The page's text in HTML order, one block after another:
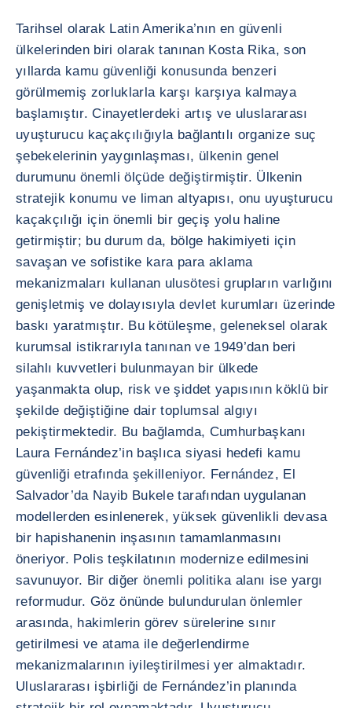
Tarihsel olarak Latin Amerika’nın en güvenli
ülkelerinden biri olarak tanınan Kosta Rika, son
yıllarda kamu güvenliği konusunda benzeri
görülmemiş zorluklarla karşı karşıya kalmaya
başlamıştır. Cinayetlerdeki artış ve uluslararası
uyuşturucu kaçakçılığıyla bağlantılı organize suç
şebekelerinin yaygınlaşması, ülkenin genel
durumunu önemli ölçüde değiştirmiştir. Ülkenin
stratejik konumu ve liman altyapısı, onu uyuşturucu
kaçakçılığı için önemli bir geçiş yolu haline
getirmiştir; bu durum da, bölge hakimiyeti için
savaşan ve sofistike kara para aklama
mekanizmaları kullanan ulusötesi grupların varlığını
genişletmiş ve dolayısıyla devlet kurumları üzerinde
baskı yaratmıştır. Bu kötüleşme, geleneksel olarak
kurumsal istikrarıyla tanınan ve 1949’dan beri
silahlı kuvvetleri bulunmayan bir ülkede
yaşanmakta olup, risk ve şiddet yapısının köklü bir
şekilde değiştiğine dair toplumsal algıyı
pekiştirmektedir. Bu bağlamda, Cumhurbaşkanı
Laura Fernández’in başlıca siyasi hedefi kamu
güvenliği etrafında şekilleniyor. Fernández, El
Salvador’da Nayib Bukele tarafından uygulanan
modellerden esinlenerek, yüksek güvenlikli devasa
bir hapishanenin inşasının tamamlanmasını
öneriyor. Polis teşkilatının modernize edilmesini
savunuyor. Bir diğer önemli politika alanı ise yargı
reformudur. Göz önünde bulundurulan önlemler
arasında, hakimlerin görev sürelerine sınır
getirilmesi ve atama ile değerlendirme
mekanizmalarının iyileştirilmesi yer almaktadır.
Uluslararası işbirliği de Fernández’in planında